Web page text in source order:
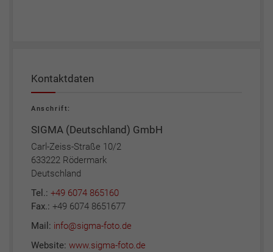
Kontaktdaten
Anschrift:
SIGMA (Deutschland) GmbH
Carl-Zeiss-Straße 10/2
633222 Rödermark
Deutschland
Tel.: +49 6074 865160
Fax.: +49 6074 8651677
Mail: info@sigma-foto.de
Website: www.sigma-foto.de